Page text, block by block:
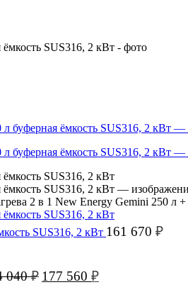
2 в 1 New Energy Gemini 250 л
SUS316, 2 кВт 161 670 ₽
040₽ Первоначальная
цена
177 560 ₽Текущая
цена: